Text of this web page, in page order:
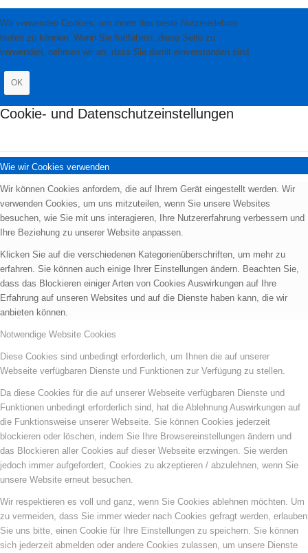
Wir verwenden Cookies, um Ihnen das beste Nutzererlebnis
bieten zu können. Wenn Sie fortfahren, diese Seite zu
verwenden, nehmen wir an, dass Sie damit einverstanden sind
OK
Cookie- und Datenschutzeinstellungen
Wie wir Cookies verwenden
Wir können Cookies anfordern, die auf Ihrem Gerät eingestellt werden. Wir
verwenden Cookies, um uns mitzuteilen, wenn Sie unsere Websites
besuchen, wie Sie mit uns interagieren, Ihre Nutzererfahrung verbessern und
Ihre Beziehung zu unserer Website anpassen.
Klicken Sie auf die verschiedenen Kategorienüberschriften, um mehr zu
erfahren. Sie können auch einige Ihrer Einstellungen ändern. Beachten Sie,
dass das Blockieren einiger Arten von Cookies Auswirkungen auf Ihre
Erfahrung auf unseren Websites und auf die Dienste haben kann, die wir
anbieten können.
Notwendige Website Cookies
Diese Cookies sind unbedingt erforderlich, um Ihnen die auf unserer
Webseite verfügbaren Dienste und Funktionen zur Verfügung zu stellen.
Da diese Cookies für die auf unserer Webseite verfügbaren Dienste und
Funktionen unbedingt erforderlich sind, hat die Ablehnung Auswirkungen auf
die Funktionsweise unserer Webseite. Sie können Cookies jederzeit
blockieren oder löschen, indem Sie Ihre Browsereinstellungen ändern und
das Blockieren aller Cookies auf dieser Webseite erzwingen. Sie werden
jedoch immer aufgefordert, Cookies zu akzeptieren / abzulehnen, wenn Sie
unsere Website erneut besuchen.
Wir respektieren es voll und ganz, wenn Sie Cookies ablehnen möchten. Um
zu vermeiden, dass Sie immer wieder nach Cookies gefragt werden, erlauben
Sie uns bitte, einen Cookie für Ihre Einstellungen zu speichern. Sie können
sich jederzeit abmelden oder andere Cookies zulassen, um unsere Dienste